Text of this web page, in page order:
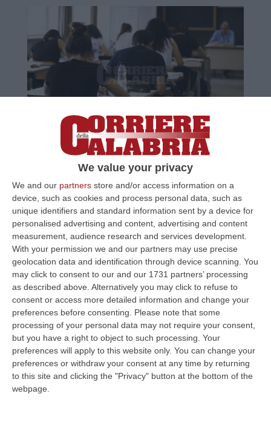
We value your privacy
We and our partners store and/or access information on a
device, such as cookies and process personal data, such as
unique identifiers and standard information sent by a device for
personalised advertising and content, advertising and content
measurement, audience research and services development.
With your permission we and our partners may use precise
geolocation data and identification through device scanning. You
may click to consent to our and our 1731 partners’ processing
as described above. Alternatively you may click to refuse to
consent or access more detailed information and change your
preferences before consenting.
Please note that some
processing of your personal data may not require your consent,
but you have a right to object to such processing. Your
preferences will apply to this website only. You can change your
preferences or withdraw your consent at any time by returning
to this site and clicking the "Privacy" button at the bottom of the
webpage.
Maturità, Calabria al top per i 100 e lode: il
massimo dei voti a uno studente su sei
La regione condivide con la Puglia il primato
nazionale delle lodi, assegnate al 6,1% dei
diplomati. Sono 1.042 le eccellenze
calabresi, mentre il 9…
Pubblicato il: 05/08/26 – 17:17